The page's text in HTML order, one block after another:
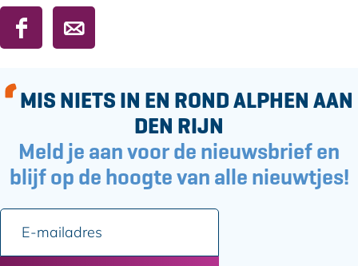
D
e
l
d
z
e
p
a
g
D
e
l
d
z
e
p
a
g
MIS NIETS IN EN ROND ALPHEN AAN
DEN RIJN
Meld je aan voor de nieuwsbrief en
blijf op de hoogte van alle nieuwtjes!
E
m